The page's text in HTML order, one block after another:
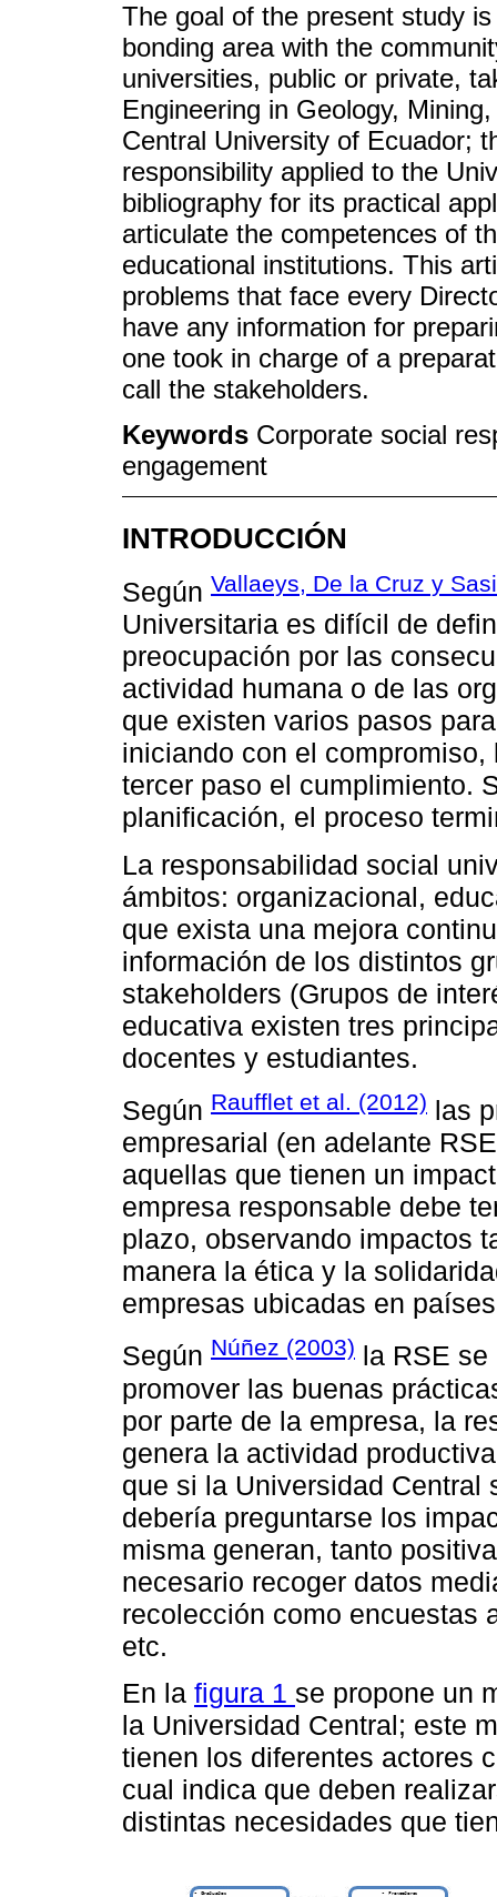
The goal of the present study
bonding area with the
universities, public or private,
Engineering in Geology,
Central University of Ecuador;
responsibility applied to the
bibliography for its practical
articulate the competences of
educational institutions. This
problems that face every
have any information for
one took in charge of a
call the stakeholders.
Keywords Corporate social
engagement
INTRODUCCIÓN
Según Vallaeys, De la Cruz y
Universitaria es difícil de
preocupación por las
actividad humana o de las
que existen varios pasos
iniciando con el
tercer paso el cumplimiento.
planificación, el proceso
La responsabilidad social
ámbitos: organizacional,
que exista una mejora
información de los distintos
stakeholders (Grupos de
educativa existen tres
docentes y estudiantes.
Según Raufflet et al. (2012) las
empresarial (en adelante
aquellas que tienen un
empresa responsable debe
plazo, observando impactos
manera la ética y la
empresas ubicadas en
Según Núñez (2003) la RSE se
promover las buenas
por parte de la empresa, la
genera la actividad
que si la Universidad Central
debería preguntarse los
misma generan, tanto
necesario recoger datos
recolección como encuestas
etc.
En la figura 1 se propone un
la Universidad Central; este
tienen los diferentes actores
cual indica que deben
distintas necesidades que